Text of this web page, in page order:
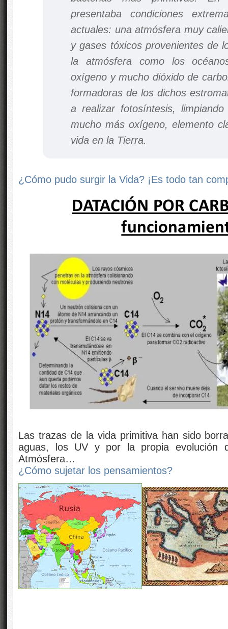
presentaba condiciones
actuales: una atmósfera muy
y gases tóxicos provenientes de
la atmósfera como los
oxígeno y mucho dióxido de
formadoras de los dichos
a realizar fotosíntesis,
mucho más oxígeno, elemento
vida en la Tierra.
¿Cómo pudo surgir la Vida? ¡Es todo tan
Las trazas de la vida primitiva han sido
aguas, los UV y por la propia
Atmósfera…
¿Cómo sujetar los pensamientos?